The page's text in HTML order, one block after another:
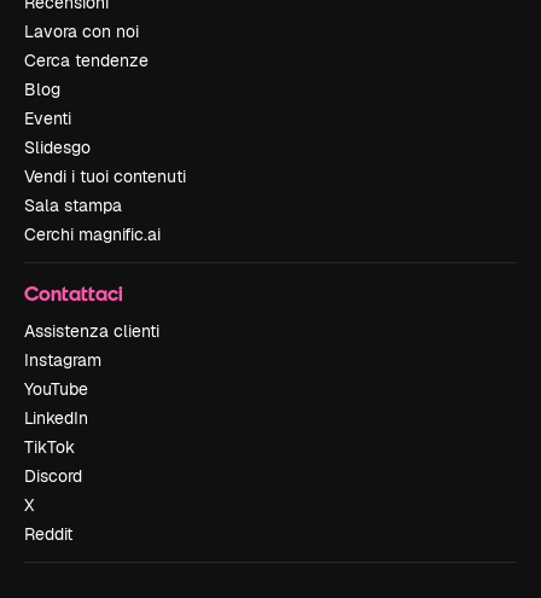
Lavora con noi
Cerca tendenze
Blog
Eventi
Slidesgo
Vendi i tuoi contenuti
Sala stampa
Cerchi magnific.ai
Contattaci
Assistenza clienti
Instagram
YouTube
LinkedIn
TikTok
Discord
X
Reddit